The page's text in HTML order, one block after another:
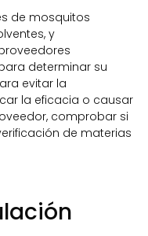
de mosquitos
y
determinar su
evitar la
la eficacia o causar
comprobar si
de materias